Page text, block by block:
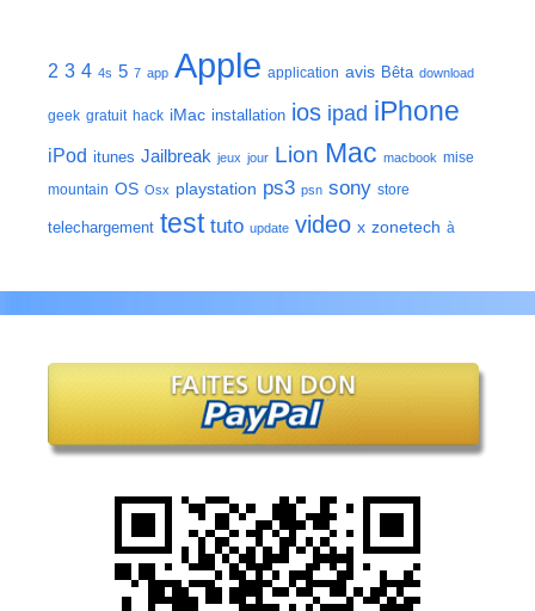
2 3 4 4s 5 7 app Apple application avis Bêta download
geek gratuit hack iMac installation ios ipad iPhone
iPod itunes Jailbreak jeux jour Lion Mac macbook mise
mountain OS Osx playstation ps3 psn sony store
telechargement test tuto update video x zonetech à